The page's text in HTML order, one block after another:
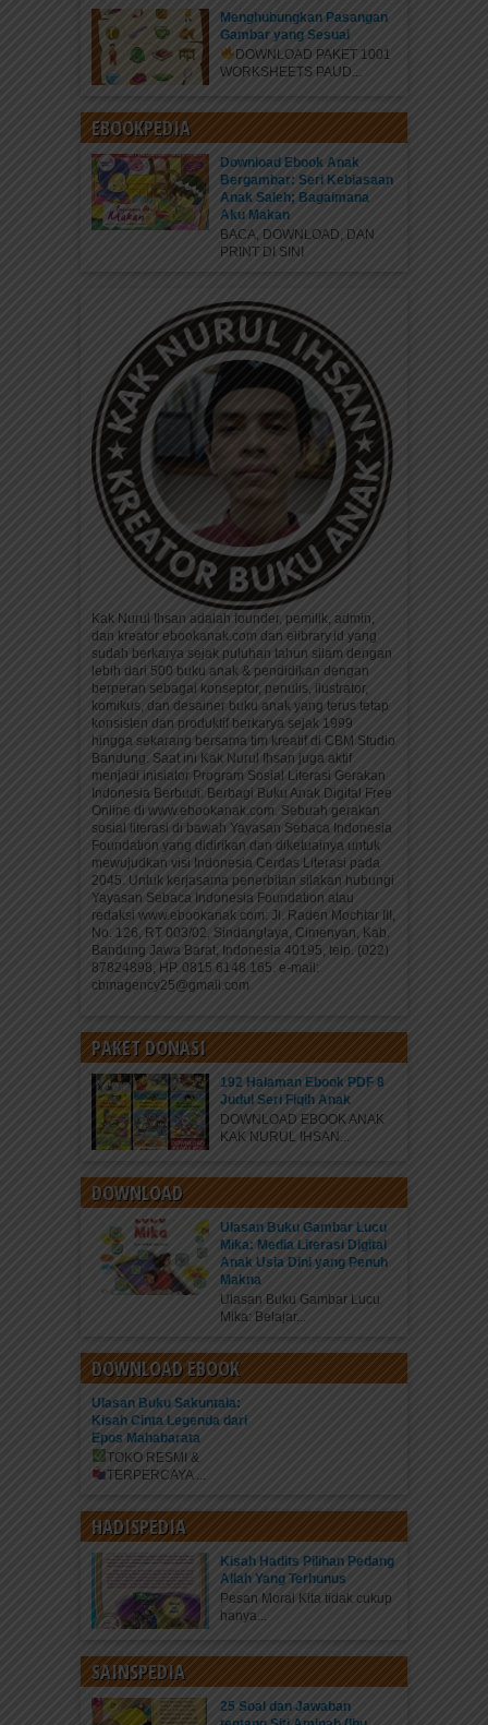
Menghubungkan Pasangan
Gambar yang Sesuai
DOWNLOAD PAKET 1001
WORKSHEETS PAUD...
EBOOKPEDIA
Download Ebook Anak
Bergambar: Seri Kebiasaan
Anak Saleh; Bagaimana
Aku Makan
BACA, DOWNLOAD, DAN
PRINT DI SINI
Kak Nurul Ihsan adalah founder, pemilik, admin,
dan kreator ebookanak.com dan elibrary.id yang
sudah berkarya sejak puluhan tahun silam dengan
lebih dari 500 buku anak & pendidikan dengan
berperan sebagai konseptor, penulis, ilustrator,
komikus, dan desainer buku anak yang terus tetap
konsisten dan produktif berkarya sejak 1999
hingga sekarang bersama tim kreatif di CBM Studio
Bandung. Saat ini Kak Nurul Ihsan juga aktif
menjadi inisiator Program Sosial Literasi Gerakan
Indonesia Berbudi: Berbagi Buku Anak Digital Free
Online di www.ebookanak.com. Sebuah gerakan
sosial literasi di bawah Yayasan Sebaca Indonesia
Foundation yang didirikan dan diketuainya untuk
mewujudkan visi Indonesia Cerdas Literasi pada
2045. Untuk kerjasama penerbitan silakan hubungi
Yayasan Sebaca Indonesia Foundation atau
redaksi www.ebookanak.com: Jl. Raden Mochtar III,
No. 126, RT 003/02, Sindanglaya, Cimenyan, Kab.
Bandung Jawa Barat, Indonesia 40195, telp. (022)
87824898, HP. 0815 6148 165. e-mail:
cbmagency25@gmail.com
PAKET DONASI
192 Halaman Ebook PDF 8
Judul Seri Fiqih Anak
DOWNLOAD EBOOK ANAK
KAK NURUL IHSAN...
DOWNLOAD
Ulasan Buku Gambar Lucu
Mika: Media Literasi Digital
Anak Usia Dini yang Penuh
Makna
Ulasan Buku Gambar Lucu
Mika: Belajar...
DOWNLOAD EBOOK
Ulasan Buku Sakuntala:
Kisah Cinta Legenda dari
Epos Mahabarata
TOKO RESMI &
TERPERCAYA ...
HADISPEDIA
Kisah Hadits Pilihan Pedang
Allah Yang Terhunus
Pesan Moral Kita tidak cukup
hanya...
SAINSPEDIA
25 Soal dan Jawaban